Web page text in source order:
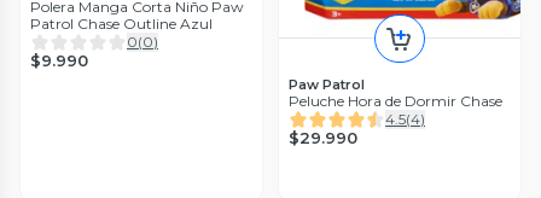
Polera Manga Corta Niño Paw
Patrol Chase Outline Azul
0(0)
$9.990
Paw Patrol
Peluche Hora de Dormir Chase
4.5(4)
$29.990